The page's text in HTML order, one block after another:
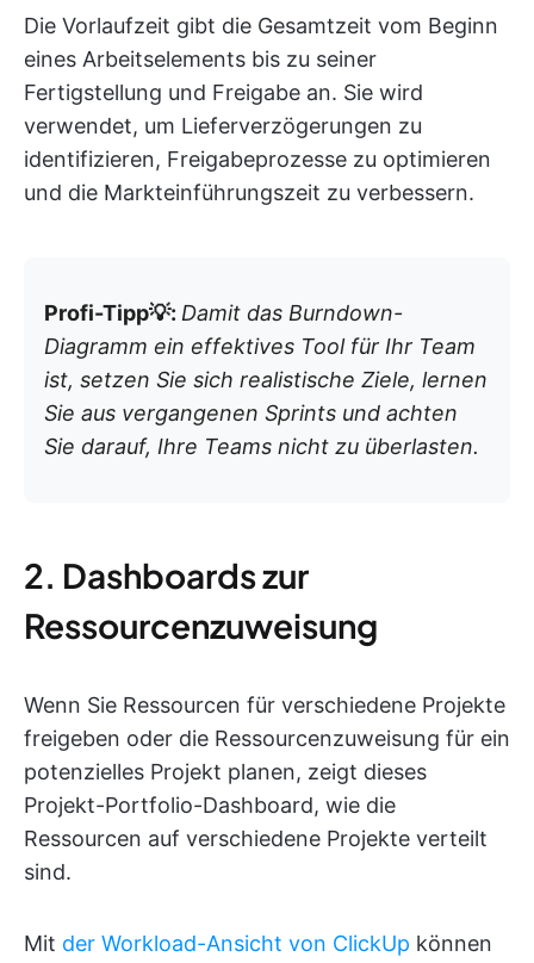
Die Vorlaufzeit gibt die Gesamtzeit vom Beginn
eines Arbeitselements bis zu seiner
Fertigstellung und Freigabe an. Sie wird
verwendet, um Lieferverzögerungen zu
identifizieren, Freigabeprozesse zu optimieren
und die Markteinführungszeit zu verbessern.
Profi-Tipp💡: Damit das Burndown-
Diagramm ein effektives Tool für Ihr Team
ist, setzen Sie sich realistische Ziele, lernen
Sie aus vergangenen Sprints und achten
Sie darauf, Ihre Teams nicht zu überlasten.
2. Dashboards zur
Ressourcenzuweisung
Wenn Sie Ressourcen für verschiedene Projekte
freigeben oder die Ressourcenzuweisung für ein
potenzielles Projekt planen, zeigt dieses
Projekt-Portfolio-Dashboard, wie die
Ressourcen auf verschiedene Projekte verteilt
sind.
Mit der Workload-Ansicht von ClickUp können